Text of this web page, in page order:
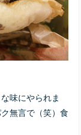
味にやられま
無言で（笑）食